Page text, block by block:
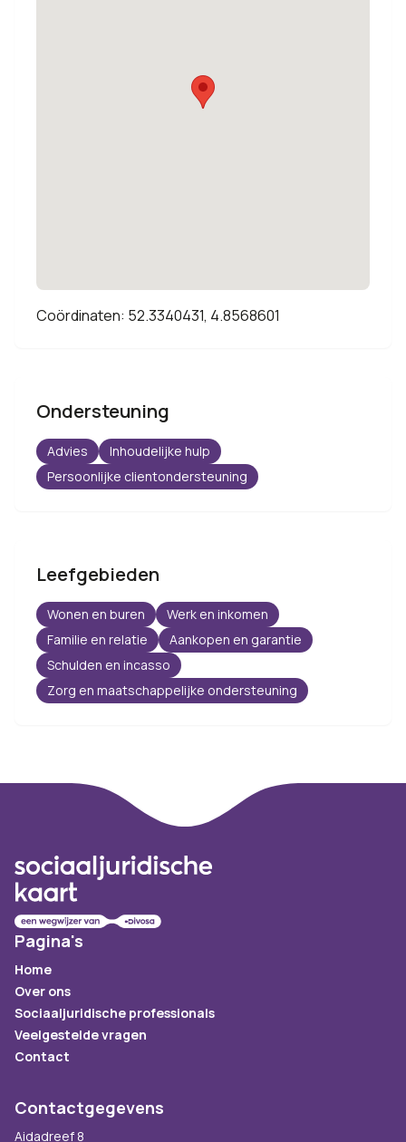
Coördinaten: 52.3340431, 4.8568601
Ondersteuning
Advies
Inhoudelijke hulp
Persoonlijke clientondersteuning
Leefgebieden
Wonen en buren
Werk en inkomen
Familie en relatie
Aankopen en garantie
Schulden en incasso
Zorg en maatschappelijke ondersteuning
Pagina's
Home
Over ons
Sociaaljuridische professionals
Veelgestelde vragen
Contact
Contactgegevens
Aidadreef 8